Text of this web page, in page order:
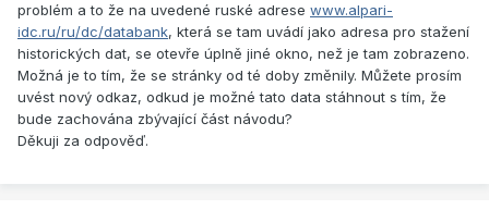
problém a to že na uvedené ruské adrese www.alpari-
idc.ru/ru/dc/databank, která se tam uvádí jako adresa pro stažení
historických dat, se otevře úplně jiné okno, než je tam zobrazeno.
Možná je to tím, že se stránky od té doby změnily. Můžete prosím
uvést nový odkaz, odkud je možné tato data stáhnout s tím, že
bude zachována zbývající část návodu?
Děkuji za odpověď.